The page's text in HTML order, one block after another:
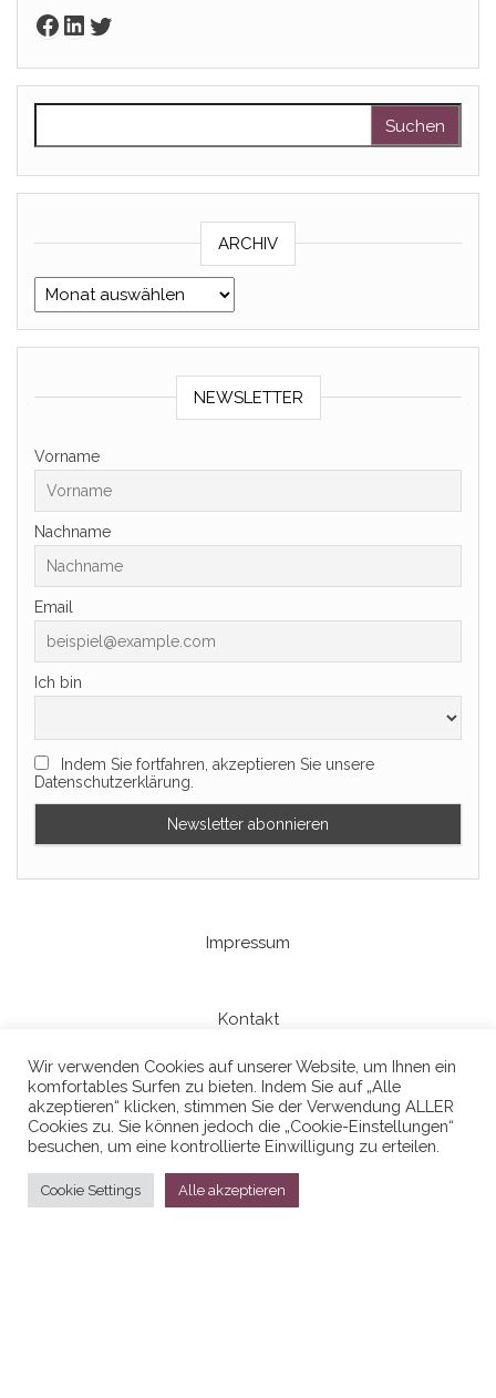
Facebook
LinkedIn
Twitter
ARCHIV
Archiv
NEWSLETTER
Vorname
Nachname
Email
Ich bin
Indem Sie fortfahren, akzeptieren Sie unsere
Datenschutzerklärung.
Impressum
Kontakt
Datenschutzerklaerung
Stolz präsentiert vonWordPress
Wir verwenden Cookies auf unserer Website, um Ihnen ein
komfortables Surfen zu bieten. Indem Sie auf „Alle
akzeptieren“ klicken, stimmen Sie der Verwendung ALLER
Cookies zu. Sie können jedoch die „Cookie-Einstellungen“
besuchen, um eine kontrollierte Einwilligung zu erteilen.
Cookie Settings Alle akzeptieren